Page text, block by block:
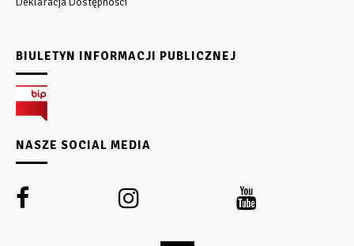
BIULETYN INFORMACJI PUBLICZNEJ
NASZE SOCIAL MEDIA